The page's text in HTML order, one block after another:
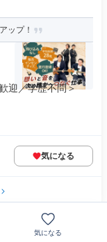
ップ！
迎／学歴不問＞
気になる
気になる